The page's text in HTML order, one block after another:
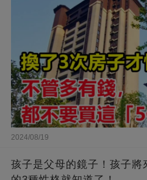
2024/08/19
孩子是父母的鏡子！孩子將